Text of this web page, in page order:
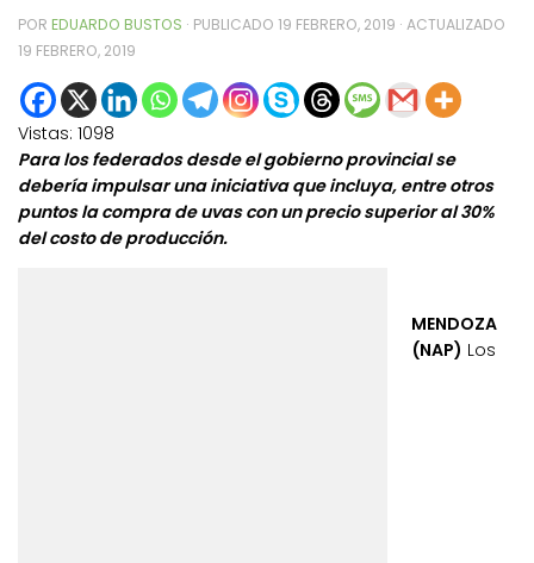
POR EDUARDO BUSTOS · PUBLICADO 19 FEBRERO, 2019 · ACTUALIZADO
19 FEBRERO, 2019
Vistas: 1098
Para los federados desde el gobierno provincial se
debería impulsar una iniciativa que incluya, entre otros
puntos la compra de uvas con un precio superior al 30%
del costo de producción.
MENDOZA
(NAP) Los